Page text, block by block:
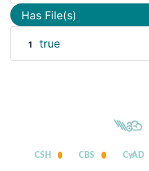
Has File(s)
1 true
CSH CBS CyAD